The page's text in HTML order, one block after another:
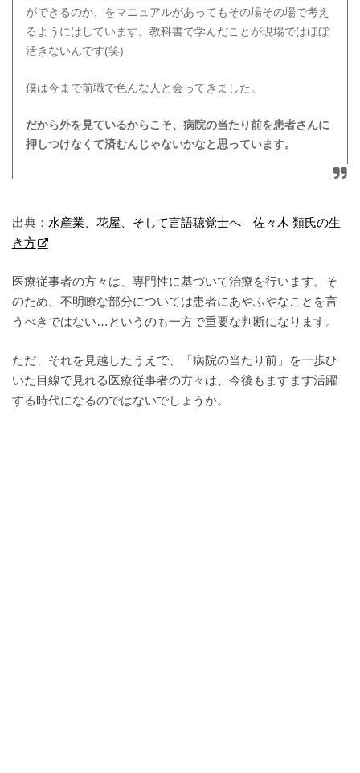
ができるのか、をマニュアルがあってもその場その場で考え
るようにはしています。教科書で学んだことが現場ではほぼ
活きないんです(笑)
僕は今まで前職で色んな人と会ってきました。
だから外を見ているからこそ、病院の当たり前を患者さんに
押しつけなくて済むんじゃないかなと思っています。
出典： 水産業、花屋、そして言語聴覚士へ 佐々木 類氏の生
き方
医療従事者の方々は、専門性に基づいて治療を行います。そ
のため、不明瞭な部分については患者にあやふやなことを言
うべきではない…というのも一方で重要な判断になります。
ただ、それを見越したうえで、「病院の当たり前」を一歩ひ
いた目線で見れる医療従事者の方々は、今後もますます活躍
する時代になるのではないでしょうか。